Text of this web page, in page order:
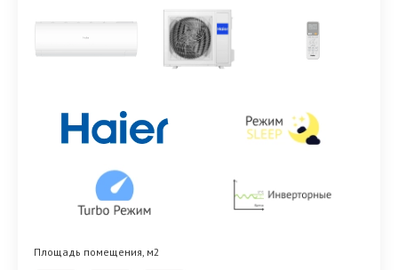
Площадь помещения, м2